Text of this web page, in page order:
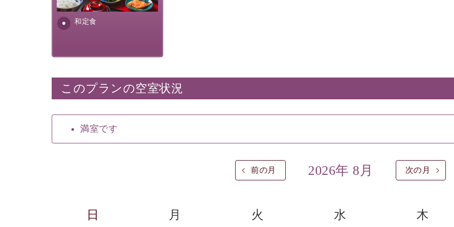
和定食
ふんだんに取り入れ、安心・
安全を心掛けた長野県産...
このプランの空室状況
満室です
前の月 2026年 8月 次の月
日 月 火 水 木